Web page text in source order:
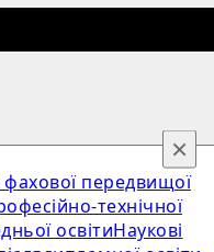
фахової передвищої
технічної
освітиНаукові
×